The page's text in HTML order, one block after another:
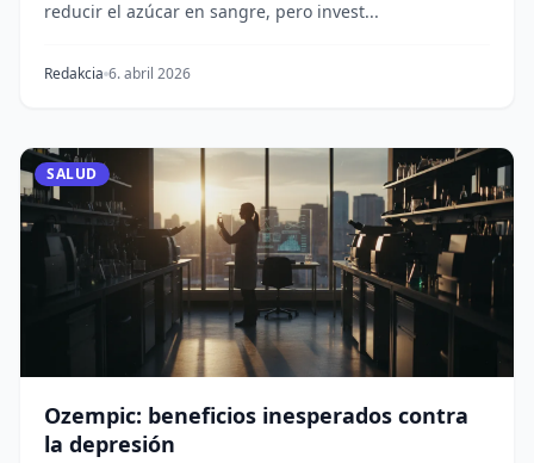
reducir el azúcar en sangre, pero invest...
Redakcia 6. abril 2026
SALUD
Ozempic: beneficios inesperados contra
la depresión